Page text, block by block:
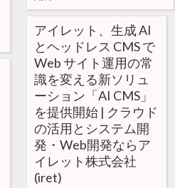
アイレット、生成 AI
とヘッドレス CMS で
Web サイト運用の常
識を変える新ソリュ
ーション「AI CMS」
を提供開始 | クラウド
の活用とシステム開
発・Web開発ならア
イレット株式会社
(iret)